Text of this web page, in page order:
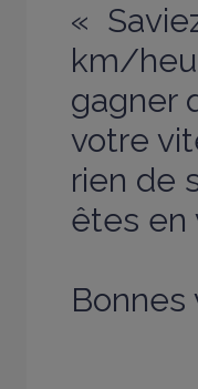
«
km/
gagner
votre
rien de
êtes en